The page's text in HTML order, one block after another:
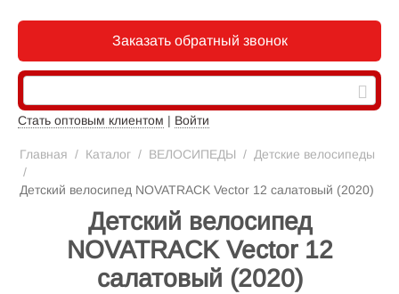
Заказать обратный звонок
Стать оптовым клиентом | Войти
Главная / Каталог / ВЕЛОСИПЕДЫ / Детские велосипеды
/
Детский велосипед NOVATRACK Vector 12 салатовый (2020)
Детский велосипед
NOVATRACK Vector 12
салатовый (2020)